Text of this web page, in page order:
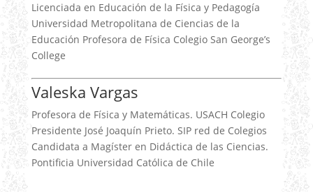
Licenciada en Educación de la Física y Pedagogía
Universidad Metropolitana de Ciencias de la
Educación Profesora de Física Colegio San George’s
College
Valeska Vargas
Profesora de Física y Matemáticas. USACH Colegio
Presidente José Joaquín Prieto. SIP red de Colegios
Candidata a Magíster en Didáctica de las Ciencias.
Pontificia Universidad Católica de Chile